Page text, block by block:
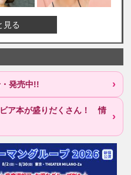
見る
・発売中!!
ビア本が盛りだくさん！ 情